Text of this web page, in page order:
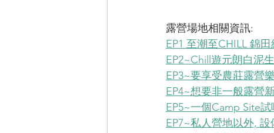
露營場地相關資訊:
EP1 至潮至CHILL 錦
EP2~Chill遊元朗白泥
EP3~要享受農莊露營
EP4~想要非一般露營
EP5~一個Camp Site
EP7~私人營地以外,